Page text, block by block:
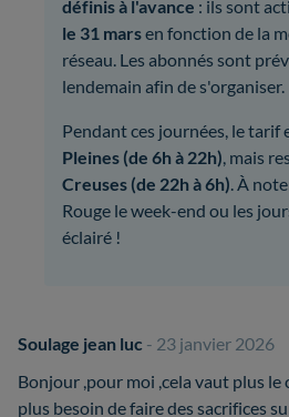
définis à l'avance : ils sont
le 31 marsen fonction de la
réseau. Les abonnés sont
lendemain afin de s'organiser.
Pendant ces journées, le tarif
Pleines (de 6h à 22h), mais
Creuses (de 22h à 6h). À
Rouge le week-end ou les
éclairé !
Soulage jean luc - 23 janvier 2026
Bonjour ,pour moi ,cela vaut plus
plus besoin de faire des sacrifices